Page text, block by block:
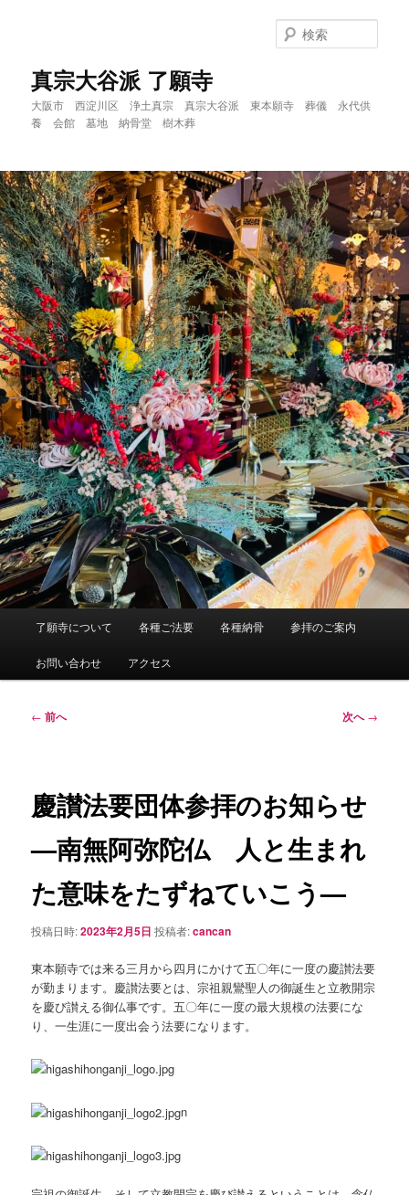
移
動
真宗大谷派 了願寺
大阪市 西淀川区 浄土真宗 真宗大谷派 東本願寺 葬儀 永代供
養 会館 墓地 納骨堂 樹木葬
索
了願寺について 各種ご法要 各種納骨 参拝のご案内
お問い合わせ アクセス
投
ゲ
ー
ョ
← 前へ 次へ→
慶讃法要団体参拝のお知らせ
—南無阿弥陀仏 人と生まれ
た意味をたずねていこう—
投稿日時:2023年2月5日 投稿者:cancan
東本願寺では来る三月から四月にかけて五〇年に一度の慶讃法要
が勤まります。慶讃法要とは、宗祖親鸞聖人の御誕生と立教開宗
を慶び讃える御仏事です。五〇年に一度の最大規模の法要にな
り、一生涯に一度出会う法要になります。
n